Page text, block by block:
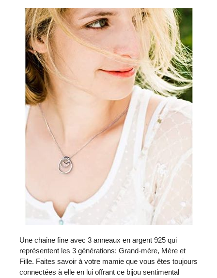
Une chaine fine avec 3 anneaux en argent 925 qui
représentent les 3 générations: Grand-mère, Mère et
Fille. Faites savoir à votre mamie que vous êtes toujours
connectées à elle en lui offrant ce bijou sentimental